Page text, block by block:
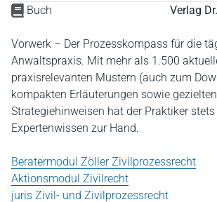
Buch Verlag
Vorwerk – Der Prozesskompass für die
Anwaltspraxis. Mit mehr als 1.500
praxisrelevanten Mustern (auch zum
kompakten Erläuterungen sowie
Strategiehinweisen hat der Praktiker
Expertenwissen zur Hand.
Beratermodul Zöller Zivilprozessrecht
Aktionsmodul Zivilrecht
juris Zivil- und Zivilprozessrecht